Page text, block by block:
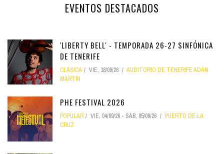
EVENTOS DESTACADOS
'LIBERTY BELL' - TEMPORADA 26-27 SINFÓNICA
DE TENERIFE
CLÁSICA VIE, 18/09/26
AUDITORIO DE TENERIFE ADÁN
MARTÍN
PHE FESTIVAL 2026
POPULAR VIE, 04/09/26 - SÁB, 05/09/26
PUERTO DE LA
CRUZ